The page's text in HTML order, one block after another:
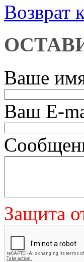
Возврат
Ваше
Ваш E-
Защита